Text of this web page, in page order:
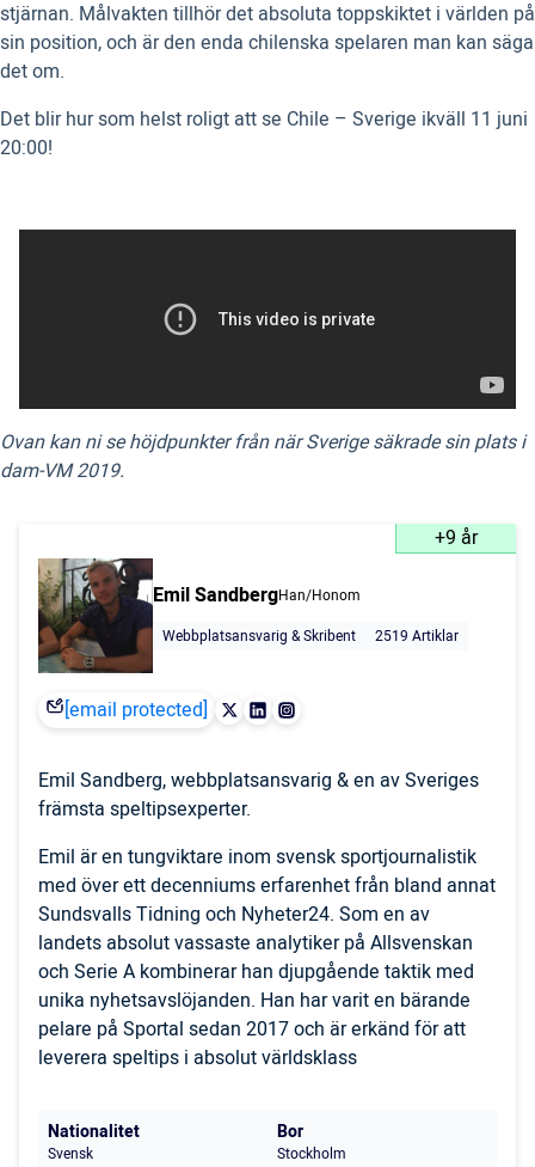
stjärnan. Målvakten tillhör det absoluta toppskiktet i världen på
sin position, och är den enda chilenska spelaren man kan säga
det om.
Det blir hur som helst roligt att se Chile – Sverige ikväll 11 juni
20:00!
Ovan kan ni se höjdpunkter från när Sverige säkrade sin plats i
dam-VM 2019.
+9 år
Emil SandbergHan/Honom
Webbplatsansvarig & Skribent
2519 Artiklar
[email protected]
Emil Sandberg, webbplatsansvarig & en av Sveriges
främsta speltipsexperter.
Emil är en tungviktare inom svensk sportjournalistik
med över ett decenniums erfarenhet från bland annat
Sundsvalls Tidning och Nyheter24. Som en av
landets absolut vassaste analytiker på Allsvenskan
och Serie A kombinerar han djupgående taktik med
unika nyhetsavslöjanden. Han har varit en bärande
pelare på Sportal sedan 2017 och är erkänd för att
leverera speltips i absolut världsklass
Nationalitet
Svensk
Bor
Stockholm